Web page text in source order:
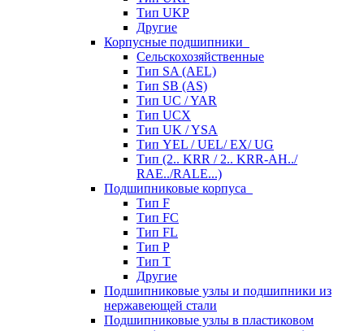
Тип UKP
Другие
Корпусные подшипники
Сельскохозяйственные
Тип SA (AEL)
Тип SB (AS)
Тип UC / YAR
Тип UCX
Тип UK / YSA
Тип YEL / UEL/ EX/ UG
Тип (2.. KRR / 2.. KRR-AH../
RAE../RALE...)
Подшипниковые корпуса
Тип F
Тип FC
Тип FL
Тип P
Тип T
Другие
Подшипниковые узлы и подшипники из
нержавеющей стали
Подшипниковые узлы в пластиковом